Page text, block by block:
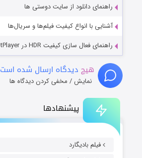
پیشنهادها
فیلم بادیگارد
راهنمای دانلود از سایت دوستی ها
آشنایی با انواع کیفیت فیلم‌ها و سریال‌ها
راهنمای فعال سازی کیفیت HDR در PotPlayer
هیچ دیدگاه ارسال شده است
نمایش / مخفی کردن دیدگاه ها